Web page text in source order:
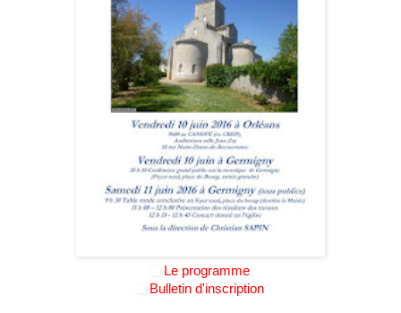
Le programme
Bulletin d'inscription